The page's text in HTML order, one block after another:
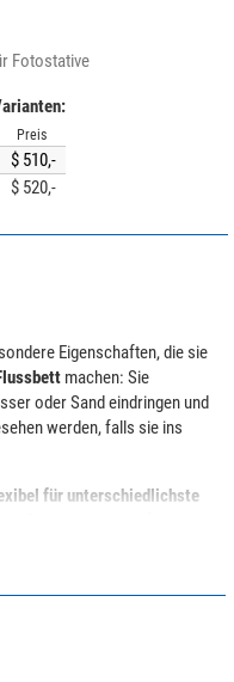
Fotostative
Preis
$ 510,-
$ 520,-
Eigenschaften, die sie
machen: Sie
oder Sand eindringen und
werden, falls sie ins
für unterschiedlichste